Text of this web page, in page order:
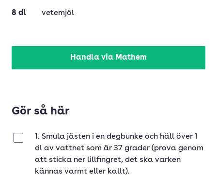
8 dl vetemjöl
Handla via Mathem
Gör så här
1. Smula jästen i en degbunke och häll över 1
dl av vattnet som är 37 grader (prova genom
att sticka ner lillfingret, det ska varken
kännas varmt eller kallt).